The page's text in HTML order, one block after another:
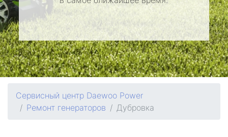
Сервисный центр Daewoo Power
Ремонт генераторов
Дубровка